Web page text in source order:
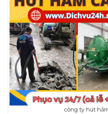
công ty hút